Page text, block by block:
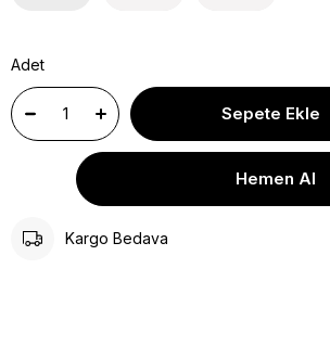
Adet
Kargo Bedava